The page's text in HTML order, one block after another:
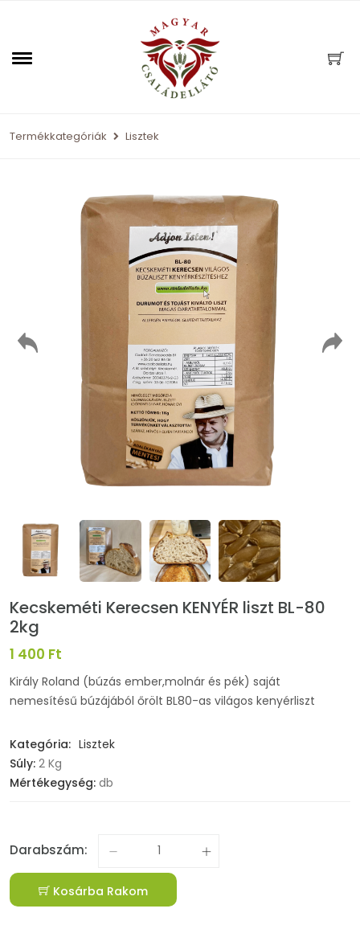
Termékkategóriák Lisztek
Kecskeméti Kerecsen KENYÉR liszt BL-80
2kg
1 400 Ft
Király Roland (búzás ember,molnár és pék) saját
nemesítésű búzájából őrölt BL80-as világos kenyérliszt
Kategória: Lisztek
Súly: 2 Kg
Mértékegység: db
Darabszám:
Kosárba Rakom